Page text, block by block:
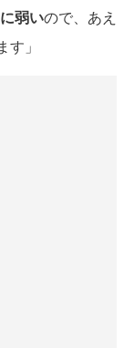
弱いので、あえ
」